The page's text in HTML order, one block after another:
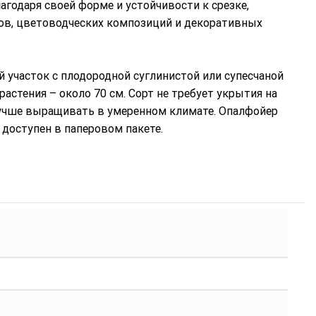
своей форме и устойчивости к срезке,
цветоводческих композиций и декоративных
с плодородной суглинистой или супесчаной
– около 70 см. Сорт не требует укрытия на
выращивать в умеренном климате. Опалфойер
в паперовом пакете.